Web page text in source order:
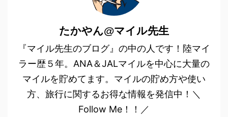
たかやん@マイル先生
『マイル先生のブログ』の中の人です！陸マイ
ラー歴５年。ANA＆JALマイルを中心に大量の
マイルを貯めてます。マイルの貯め方や使い
方、旅行に関するお得な情報を発信中！＼
Follow Me！！／